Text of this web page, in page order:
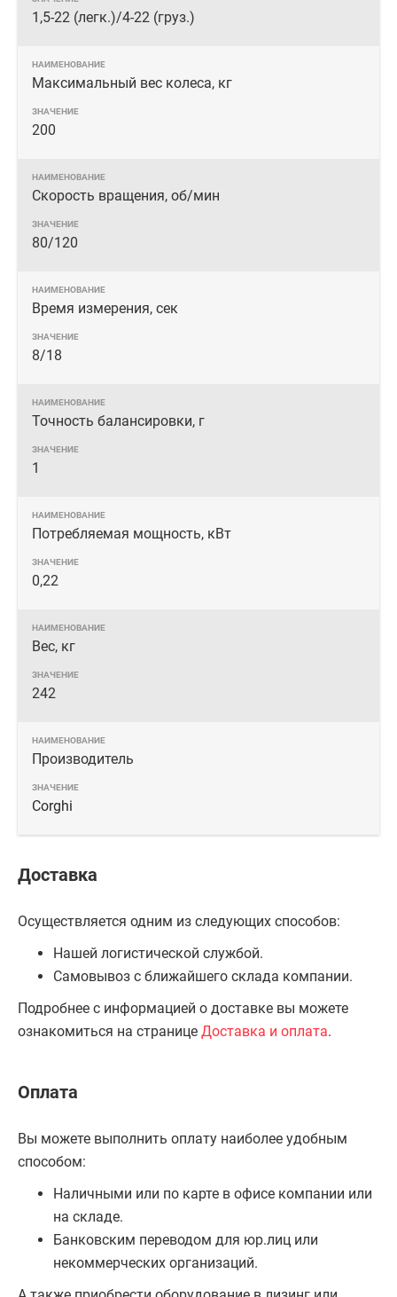
1,5-22 (легк.)/4-22 (груз.)
Максимальный вес колеса, кг
200
Скорость вращения, об/мин
80/120
Время измерения, сек
8/18
Точность балансировки, г
1
Потребляемая мощность, кВт
0,22
Вес, кг
242
Производитель
Corghi
Доставка
Осуществляется одним из следующих способов:
Нашей логистической службой.
Самовывоз с ближайшего склада компании.
Подробнее с информацией о доставке вы можете
ознакомиться на странице Доставка и оплата.
Оплата
Вы можете выполнить оплату наиболее удобным
способом:
Наличными или по карте в офисе компании или
на складе.
Банковским переводом для юр.лиц или
некоммерческих организаций.